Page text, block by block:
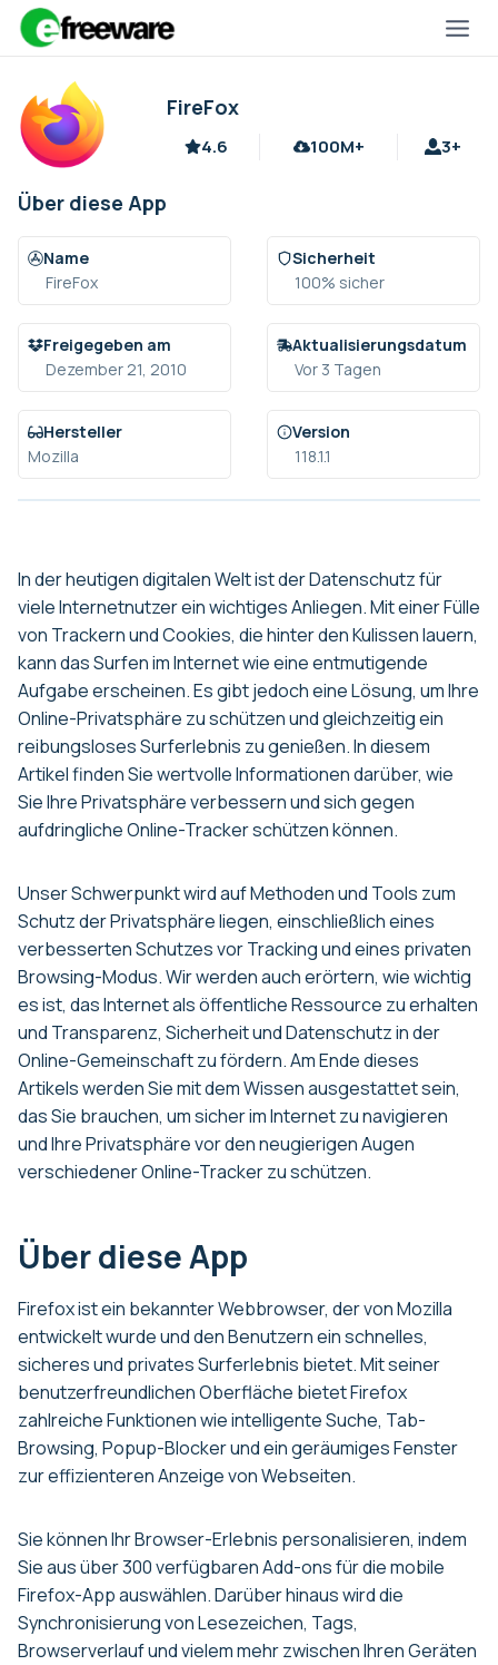
Zum
Inhalt
FireFox
4.6 100M+ 3+
Über diese App
Name
FireFox
Sicherheit
100% sicher
Freigegeben am
Dezember 21, 2010
Aktualisierungsdatum
Vor 3 Tagen
Hersteller
Mozilla
Version
118.1.1
In der heutigen digitalen Welt ist der Datenschutz für
viele Internetnutzer ein wichtiges Anliegen. Mit einer Fülle
von Trackern und Cookies, die hinter den Kulissen lauern,
kann das Surfen im Internet wie eine entmutigende
Aufgabe erscheinen. Es gibt jedoch eine Lösung, um Ihre
Online-Privatsphäre zu schützen und gleichzeitig ein
reibungsloses Surferlebnis zu genießen. In diesem
Artikel finden Sie wertvolle Informationen darüber, wie
Sie Ihre Privatsphäre verbessern und sich gegen
aufdringliche Online-Tracker schützen können.
Unser Schwerpunkt wird auf Methoden und Tools zum
Schutz der Privatsphäre liegen, einschließlich eines
verbesserten Schutzes vor Tracking und eines privaten
Browsing-Modus. Wir werden auch erörtern, wie wichtig
es ist, das Internet als öffentliche Ressource zu erhalten
und Transparenz, Sicherheit und Datenschutz in der
Online-Gemeinschaft zu fördern. Am Ende dieses
Artikels werden Sie mit dem Wissen ausgestattet sein,
das Sie brauchen, um sicher im Internet zu navigieren
und Ihre Privatsphäre vor den neugierigen Augen
verschiedener Online-Tracker zu schützen.
Über diese App
Firefox ist ein bekannter Webbrowser, der von Mozilla
entwickelt wurde und den Benutzern ein schnelles,
sicheres und privates Surferlebnis bietet. Mit seiner
benutzerfreundlichen Oberfläche bietet Firefox
zahlreiche Funktionen wie intelligente Suche, Tab-
Browsing, Popup-Blocker und ein geräumiges Fenster
zur effizienteren Anzeige von Webseiten.
Sie können Ihr Browser-Erlebnis personalisieren, indem
Sie aus über 300 verfügbaren Add-ons für die mobile
Firefox-App auswählen. Darüber hinaus wird die
Synchronisierung von Lesezeichen, Tags,
Browserverlauf und vielem mehr zwischen Ihren Geräten